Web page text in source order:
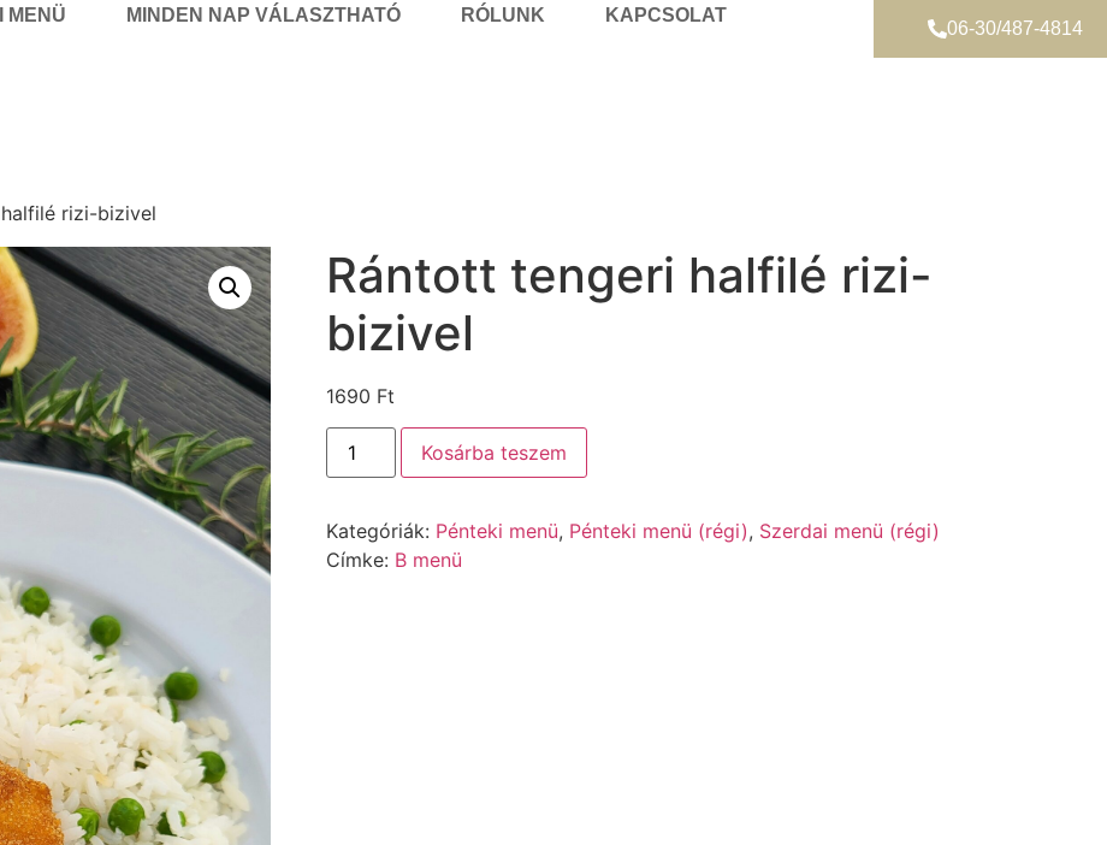
MENÜ MINDEN NAP VÁLASZTHATÓ RÓLUNK KAPCSOLAT
06-30/487-4814
rizi-bizivel
Rántott tengeri halfilé rizi-
bizivel
1690 Ft
Kosárba teszem
Kategóriák: Pénteki menü, Pénteki menü (régi), Szerdai menü (régi)
Címke: B menü